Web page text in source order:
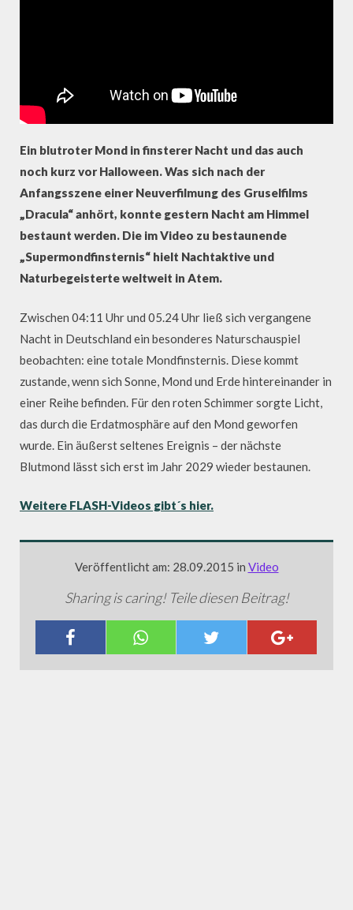
Ein blutroter Mond in finsterer Nacht und das auch
noch kurz vor Halloween. Was sich nach der
Anfangsszene einer Neuverfilmung des Gruselfilms
„Dracula“ anhört, konnte gestern Nacht am Himmel
bestaunt werden. Die im Video zu bestaunende
„Supermondfinsternis“ hielt Nachtaktive und
Naturbegeisterte weltweit in Atem.
Zwischen 04:11 Uhr und 05.24 Uhr ließ sich vergangene
Nacht in Deutschland ein besonderes Naturschauspiel
beobachten: eine totale Mondfinsternis. Diese kommt
zustande, wenn sich Sonne, Mond und Erde hintereinander in
einer Reihe befinden. Für den roten Schimmer sorgte Licht,
das durch die Erdatmosphäre auf den Mond geworfen
wurde. Ein äußerst seltenes Ereignis – der nächste
Blutmond lässt sich erst im Jahr 2029 wieder bestaunen.
Weitere FLASH-Videos gibt´s hier.
Veröffentlicht am: 28.09.2015 in Video
Sharing is caring! Teile diesen Beitrag!